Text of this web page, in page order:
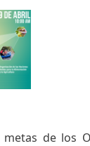
de los